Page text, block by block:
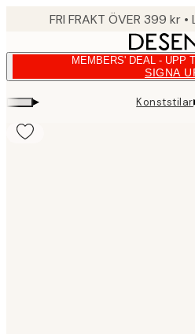
FRI FRAKT ÖVER 399 kr
MEMBERS' DEAL - UPP
SIGNA
▸ Konststilar